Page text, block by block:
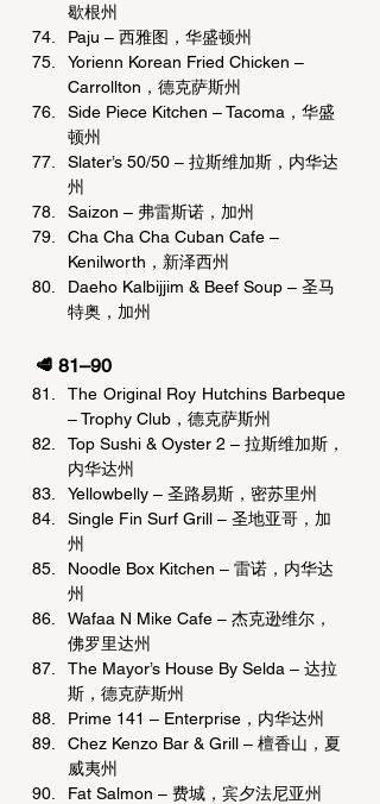
歇根州
Paju – 西雅图，华盛顿州
Yorienn Korean Fried Chicken –
Carrollton，德克萨斯州
Side Piece Kitchen – Tacoma，华盛
顿州
Slater’s 50/50 – 拉斯维加斯，内华达
州
Saizon – 弗雷斯诺，加州
Cha Cha Cha Cuban Cafe –
Kenilworth，新泽西州
Daeho Kalbijjim & Beef Soup – 圣马
特奥，加州
🥩 81–90
The Original Roy Hutchins Barbeque
– Trophy Club，德克萨斯州
Top Sushi & Oyster 2 – 拉斯维加斯，
内华达州
Yellowbelly – 圣路易斯，密苏里州
Single Fin Surf Grill – 圣地亚哥，加
州
Noodle Box Kitchen – 雷诺，内华达
州
Wafaa N Mike Cafe – 杰克逊维尔，
佛罗里达州
The Mayor’s House By Selda – 达拉
斯，德克萨斯州
Prime 141 – Enterprise，内华达州
Chez Kenzo Bar & Grill – 檀香山，夏
威夷州
Fat Salmon – 费城，宾夕法尼亚州